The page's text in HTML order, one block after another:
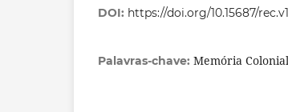
DOI: https://doi.org/10.15687/
Palavras-chave: Memória